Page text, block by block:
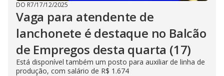
DO R7/17/12/2025
Vaga para atendente de
lanchonete é destaque no Balcão
de Empregos desta quarta (17)
Está disponível também um posto para auxiliar de linha de
produção, com salário de R$ 1.674